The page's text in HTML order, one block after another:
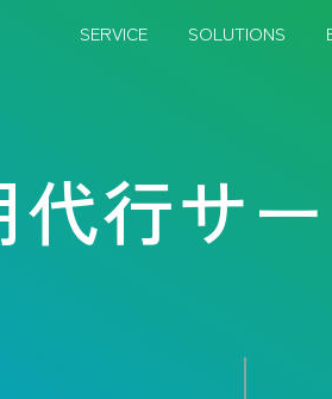
SERVICE SOLUTIONS
行サー